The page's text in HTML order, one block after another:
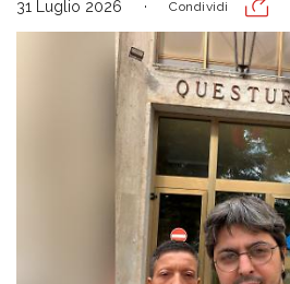
31 Luglio 2026 Condividi